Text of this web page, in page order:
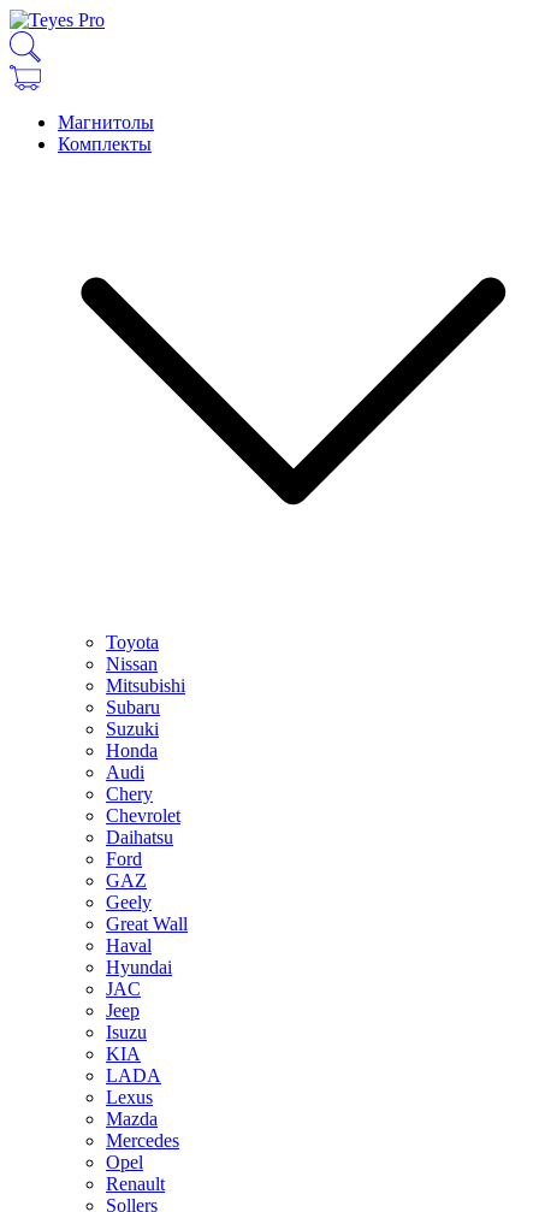
Магнитолы
Комплекты
Toyota
Nissan
Mitsubishi
Subaru
Suzuki
Honda
Audi
Chery
Chevrolet
Daihatsu
Ford
GAZ
Geely
Great Wall
Haval
Hyundai
JAC
Jeep
Isuzu
KIA
LADA
Lexus
Mazda
Mercedes
Opel
Renault
Sollers